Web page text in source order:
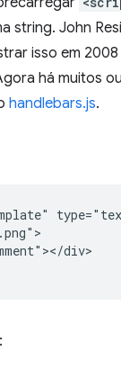
string. John
isso em 2008
há muitos
handlebars.js.
div>